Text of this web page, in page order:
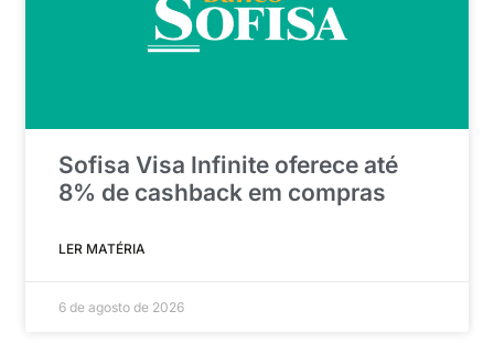
Sofisa Visa Infinite oferece até
8% de cashback em compras
LER MATÉRIA
6 de agosto de 2026